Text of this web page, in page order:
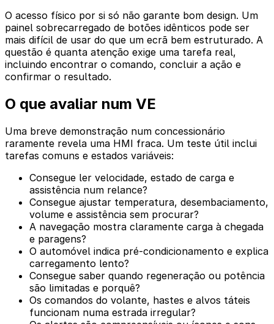
O acesso físico por si só não garante bom design. Um
painel sobrecarregado de botões idênticos pode ser
mais difícil de usar do que um ecrã bem estruturado. A
questão é quanta atenção exige uma tarefa real,
incluindo encontrar o comando, concluir a ação e
confirmar o resultado.
O que avaliar num VE
Uma breve demonstração num concessionário
raramente revela uma HMI fraca. Um teste útil inclui
tarefas comuns e estados variáveis:
Consegue ler velocidade, estado de carga e
assistência num relance?
Consegue ajustar temperatura, desembaciamento,
volume e assistência sem procurar?
A navegação mostra claramente carga à chegada
e paragens?
O automóvel indica pré-condicionamento e explica
carregamento lento?
Consegue saber quando regeneração ou potência
são limitadas e porquê?
Os comandos do volante, hastes e alvos táteis
funcionam numa estrada irregular?